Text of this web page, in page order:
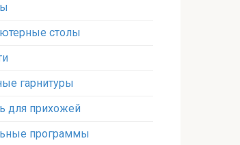
столы
гарнитуры
для прихожей
программы